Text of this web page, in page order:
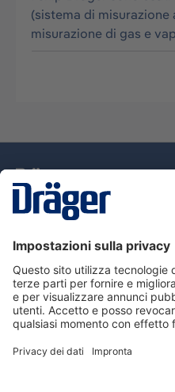
(sistema di misurazione
misurazione di gas e
Assistenza
Informazioni su Dräger
Informazioni